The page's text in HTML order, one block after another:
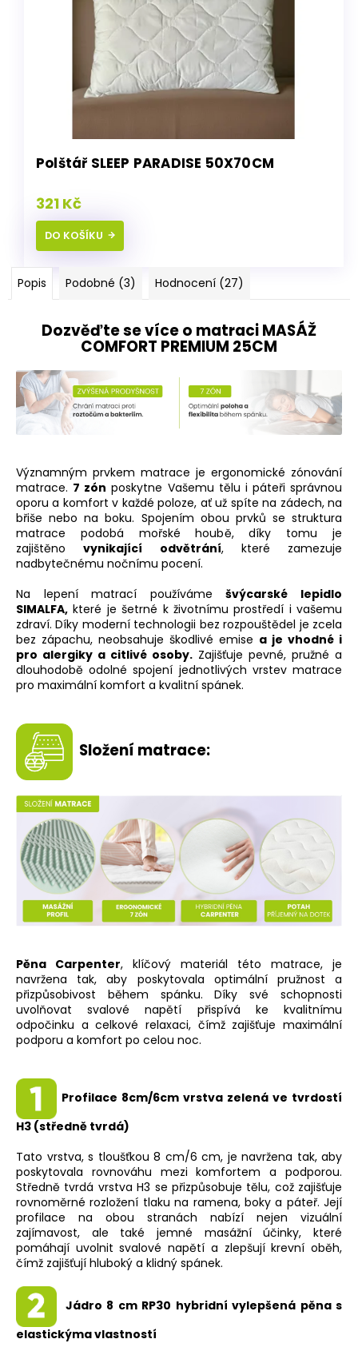
Polštář SLEEP PARADISE 50X70CM
321 Kč
DO KOŠÍKU
Popis Podobné (3) Hodnocení (27)
Dozvěďte se více o matraci MASÁŽ
COMFORT PREMIUM 25CM
Významným prvkem matrace je ergonomické zónování
matrace. 7 zón poskytne Vašemu tělu i páteři správnou
oporu a komfort v každé poloze, ať už spíte na zádech, na
břiše nebo na boku. Spojením obou prvků se struktura
matrace podobá mořské houbě, díky tomu je
zajištěnovynikající odvětrání, které zamezuje
nadbytečnému nočnímu pocení.
Na lepení matrací používámešvýcarské lepidlo
SIMALFA, které je šetrné k životnímu prostředí i vašemu
zdraví. Díky moderní technologii bez rozpouštědel je zcela
bez zápachu, neobsahuje škodlivé emise a je vhodné i
pro alergiky a citlivé osoby. Zajišťuje pevné, pružné a
dlouhodobě odolné spojení jednotlivých vrstev matrace
pro maximální komfort a kvalitní spánek.
Složení matrace:
Pěna Carpenter, klíčový materiál této matrace, je
navržena tak, aby poskytovala optimální pružnost a
přizpůsobivost během spánku. Díky své schopnosti
uvolňovat svalové napětí přispívá ke kvalitnímu
odpočinku a celkové relaxaci, čímž zajišťuje maximální
podporu a komfort po celou noc.
Profilace 8cm/6cm vrstva zelená ve tvrdostí
H3 (středně tvrdá)
Tato vrstva, s tloušťkou 8 cm/6 cm, je navržena tak, aby
poskytovala rovnováhu mezi komfortem a podporou.
Středně tvrdá vrstva H3 se přizpůsobuje tělu, což zajišťuje
rovnoměrné rozložení tlaku na ramena, boky a páteř. Její
profilace na obou stranách nabízí nejen vizuální
zajímavost, ale také jemné masážní účinky, které
pomáhají uvolnit svalové napětí a zlepšují krevní oběh,
čímž zajišťují hluboký a klidný spánek.
Jádro 8 cm RP30 hybridní vylepšená pěna s
elastickýma vlastností